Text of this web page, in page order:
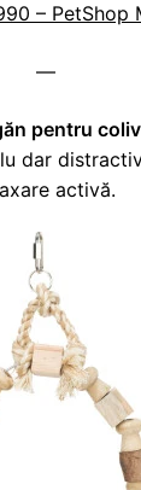
– PetShop
—
pentru
dar
activă.